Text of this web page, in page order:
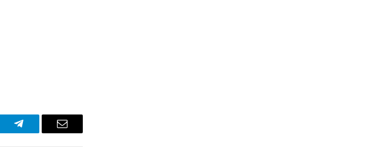
TelegramaE-